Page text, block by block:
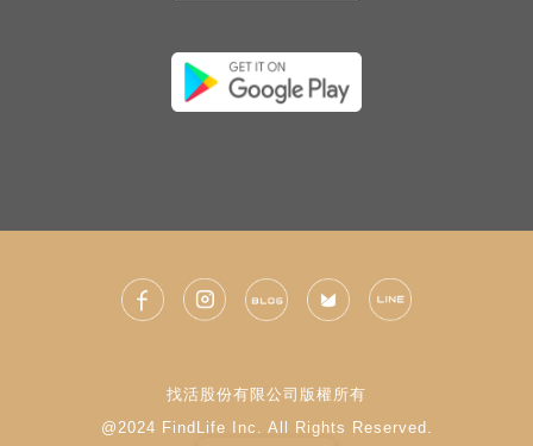
找活股份有限公司版權所有
@2024 FindLife Inc. All Rights Reserved.